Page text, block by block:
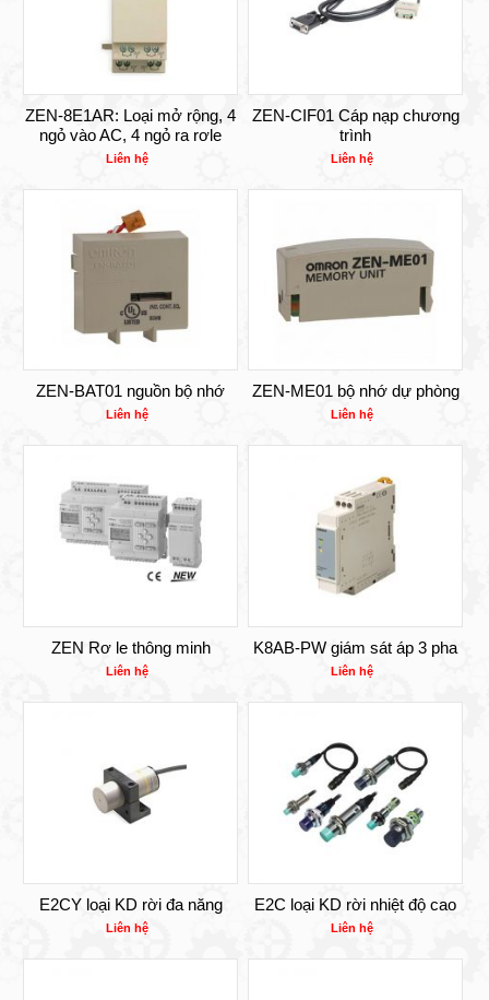
ZEN-8E1AR: Loại mở rộng, 4
ngỏ vào AC, 4 ngỏ ra rơle
Liên hệ
ZEN-CIF01 Cáp nạp chương
trình
Liên hệ
ZEN-BAT01 nguồn bộ nhớ
Liên hệ
ZEN-ME01 bộ nhớ dự phòng
Liên hệ
ZEN Rơ le thông minh
Liên hệ
K8AB-PW giám sát áp 3 pha
Liên hệ
E2CY loại KD rời đa năng
Liên hệ
E2C loại KD rời nhiệt độ cao
Liên hệ